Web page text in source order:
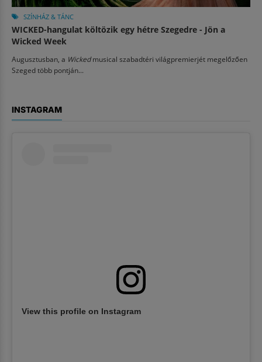
SZÍNHÁZ & TÁNC
WICKED-hangulat költözik egy hétre Szegedre - Jön a
Wicked Week
Augusztusban, a Wickedmusical szabadtéri világpremierjét megelőzően
Szeged több pontján...
INSTAGRAM
View this profile on Instagram